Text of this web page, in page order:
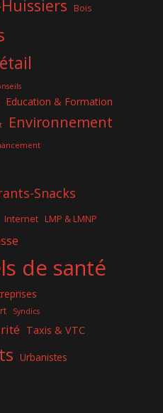
Bois
Education & Formation
Environnement
Snacks
Internet LMP & LMNP
de santé
Syndics
Taxis & VTC
Urbanistes